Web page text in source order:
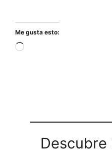
Me gusta esto:
Cargando...
Descubre